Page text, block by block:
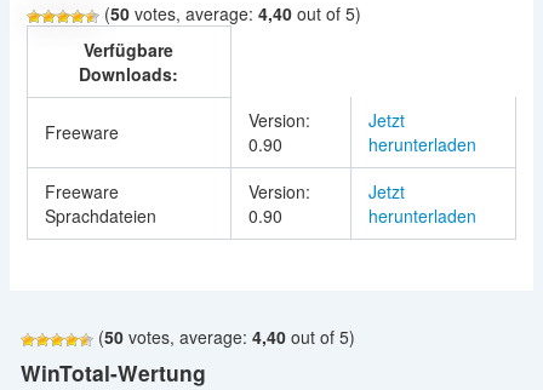
(50votes, average: 4,40out of 5)
Verfügbare
Downloads:
Freeware
Version:
0.90
Jetzt
herunterladen
Freeware
Sprachdateien
Version:
0.90
Jetzt
herunterladen
(50votes, average: 4,40out of 5)
WinTotal-Wertung